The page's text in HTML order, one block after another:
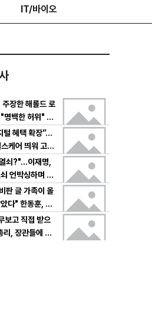
IT/바이오
장한 해롤드 로
백한 허위" 정
털 혜택 확장”…
케어 띄워 고객
쇠?"…이재명,
언박싱하며 한
판 글 가족이 올
다" 한동훈, 당
반박
보고 직접 받으
리, 장관들에 현